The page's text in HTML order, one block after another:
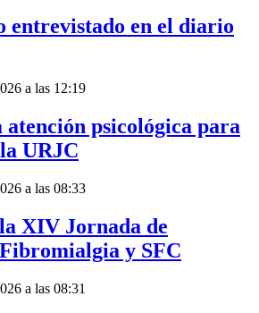
entrevistado en el diario
a las 12:19
atención psicológica para
URJC
a las 08:33
XIV Jornada de
y SFC
a las 08:31